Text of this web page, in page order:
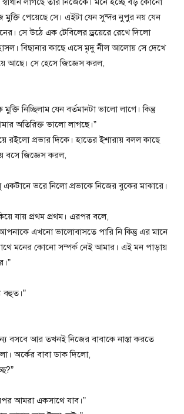
পেয়েছে সে। এইটা যেন সুন্দর নুপুর নয় যেন
সে উঠে এক টেবিলের ড্রয়েরে রেখে দিলো
বিছানার কাছে এসে মৃদু নীল আলোয় সে দেখে
আছে। সে হেসে জিজ্ঞেস করল,
নিচ্ছিলাম যেন বর্তমানটা ভালো লাগে। কিন্তু
অতিরিক্ত ভালো লাগছে।”
রইলো প্রভার দিকে। হাতের ইশারায় বলল কাছে
বসে জিজ্ঞেস করল,
ভরে নিলো প্রভাকে নিজের বুকের মাঝারে।
যায় প্রথম প্রথম। এরপর বলে,
এখনো ভালোবাসতে পারি নি কিন্তু এর মানে
মনের কোনো সম্পর্ক নেই আমার। এই মন পাড়ায়
বসবে আর তখনই নিজের বাবাকে নাস্তা করতে
অর্কের বাবা ডাক দিলো,
আমরা একসাথে যাব।”